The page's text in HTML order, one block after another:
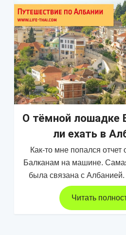
О тёмной лошадке
ли ехать в
Как-то мне попался отчет
Балканам на машине.
была связана с
Читать